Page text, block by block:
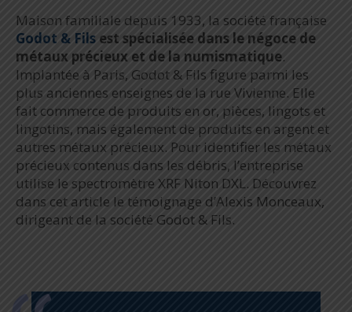
Maison familiale depuis 1933, la société française
Godot & Fils est spécialisée dans le négoce de
métaux précieux et de la numismatique.
Implantée à Paris, Godot & Fils figure parmi les
plus anciennes enseignes de la rue Vivienne. Elle
fait commerce de produits en or, pièces, lingots et
lingotins, mais également de produits en argent et
autres métaux précieux. Pour identifier les métaux
précieux contenus dans les débris, l’entreprise
utilise le spectromètre XRF Niton DXL. Découvrez
dans cet article le témoignage d’Alexis Monceaux,
dirigeant de la société Godot & Fils.